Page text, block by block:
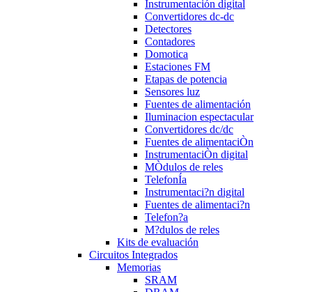
Instrumentación digital
Convertidores dc-dc
Detectores
Contadores
Domotica
Estaciones FM
Etapas de potencia
Sensores luz
Fuentes de alimentación
Iluminacion espectacular
Convertidores dc/dc
Fuentes de alimentaciÒn
InstrumentaciÒn digital
MÒdulos de reles
TelefonÍa
Instrumentaci?n digital
Fuentes de alimentaci?n
Telefon?a
M?dulos de reles
Kits de evaluación
Circuitos Integrados
Memorias
SRAM